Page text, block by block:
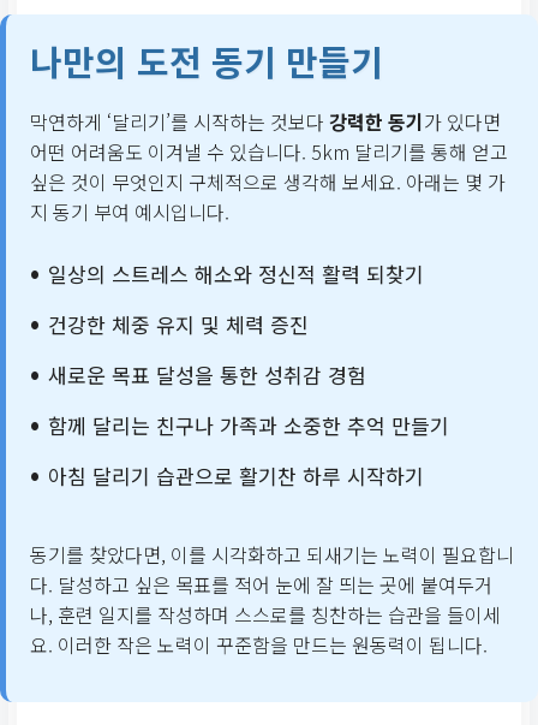
달리기 3분, 걷기 1분
달리기 5분, 걷기 1분
총 30분
달리기 10분, 걷기 2분
총 35분
6주차
나만의 도전 동기 만들기
막연하게 ‘달리기’를 시작하는 것보다 강력한 동기가 있다면
어떤 어려움도 이겨낼 수 있습니다. 5km 달리기를 통해 얻고
싶은 것이 무엇인지 구체적으로 생각해 보세요. 아래는 몇 가
지 동기 부여 예시입니다.
일상의 스트레스 해소와 정신적 활력 되찾기
건강한 체중 유지 및 체력 증진
새로운 목표 달성을 통한 성취감 경험
함께 달리는 친구나 가족과 소중한 추억 만들기
아침 달리기 습관으로 활기찬 하루 시작하기
동기를 찾았다면, 이를 시각화하고 되새기는 노력이 필요합니
다. 달성하고 싶은 목표를 적어 눈에 잘 띄는 곳에 붙여두거
나, 훈련 일지를 작성하며 스스로를 칭찬하는 습관을 들이세
요. 이러한 작은 노력이 꾸준함을 만드는 원동력이 됩니다.